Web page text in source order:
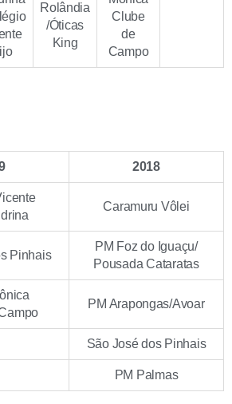
Rolândia
/Óticas
King
Clube
de
Campo
2018
Caramuru Vôlei
Pinhais
PM Foz do Iguaçu/
Pousada Cataratas
PM Arapongas/Avoar
São José dos Pinhais
PM Palmas